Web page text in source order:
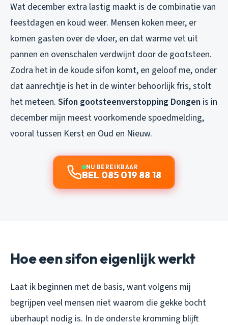
Wat december extra lastig maakt is de combinatie van
feestdagen en koud weer. Mensen koken meer, er
komen gasten over de vloer, en dat warme vet uit
pannen en ovenschalen verdwijnt door de gootsteen.
Zodra het in de koude sifon komt, en geloof me, onder
dat aanrechtje is het in de winter behoorlijk fris, stolt
het meteen. Sifon gootsteenverstopping Dongen is in
december mijn meest voorkomende spoedmelding,
vooral tussen Kerst en Oud en Nieuw.
NU BEREIKBAAR
BEL 085 019 88 18
Hoe een sifon eigenlijk werkt
Laat ik beginnen met de basis, want volgens mij
begrijpen veel mensen niet waarom die gekke bocht
überhaupt nodig is. In de onderste kromming blijft